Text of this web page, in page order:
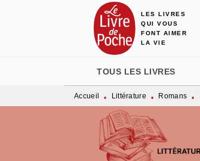
MENU RECHERCHE
LES LIVRES
QUI VOUS
FONT AIMER
LA VIE
TOUS LES LIVRES
Accueil • Littérature • Romans •